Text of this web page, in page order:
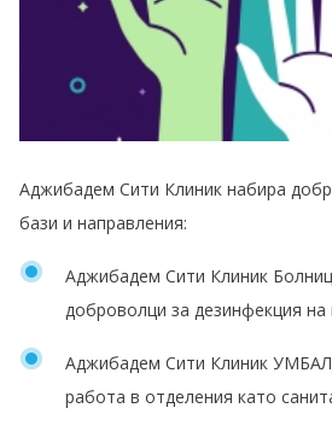
Аджибадем Сити Клиник набира
бази и направления:
Аджибадем Сити Клиник
доброволци за дезинфекция
Аджибадем Сити Клиник
работа в отделения като